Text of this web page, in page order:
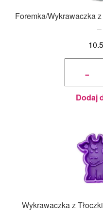
Foremka/Wykrawaczka
-
Dodaj
Wykrawaczka z